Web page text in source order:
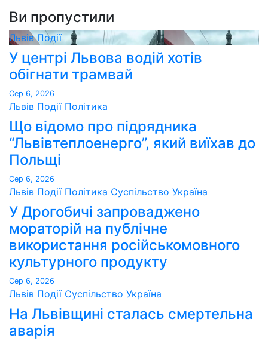
Ви пропустили
ЛьвівПодії
У центрі Львова водій хотів
обігнати трамвай
Сер 6, 2026
Львів Події Політика
Що відомо про підрядника
“Львівтеплоенерго”, який виїхав до
Польщі
Сер 6, 2026
Львів Події Політика Суспільство Україна
У Дрогобичі запроваджено
мораторій на публічне
використання російськомовного
культурного продукту
Сер 6, 2026
Львів Події Суспільство Україна
На Львівщині сталась смертельна
аварія